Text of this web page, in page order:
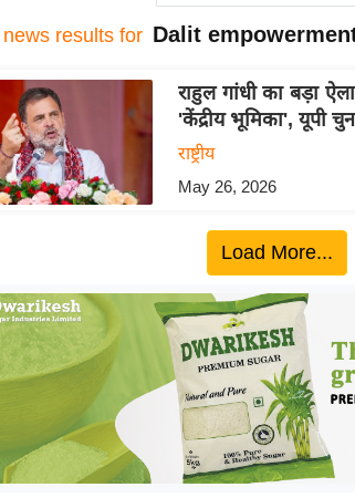
news results for Dalit
राहुल गांधी का बड़ा
'केंद्रीय भूमिका', यूपी
राष्ट्रीय
May 26, 2026
Load More...